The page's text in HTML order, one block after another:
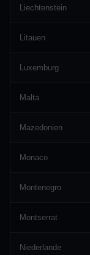
Liechtenstein
Litauen
Luxemburg
Malta
Mazedonien
Monaco
Montenegro
Montserrat
Niederlande